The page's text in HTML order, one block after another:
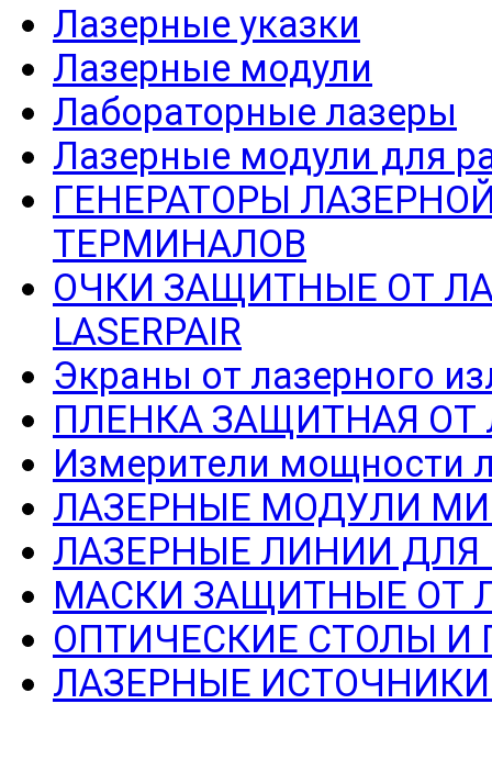
Лазерные указки
Лазерные модули
Лабораторные лазеры
Лазерные модули для
ГЕНЕРАТОРЫ
ТЕРМИНАЛОВ
ОЧКИ ЗАЩИТНЫЕ ОТ
LASERPAIR
Экраны от лазерного
ПЛЕНКА ЗАЩИТНАЯ ОТ
Измерители мощности
ЛАЗЕРНЫЕ МОДУЛИ
ЛАЗЕРНЫЕ ЛИНИИ
МАСКИ ЗАЩИТНЫЕ ОТ
ОПТИЧЕСКИЕ СТОЛЫ И
ЛАЗЕРНЫЕ ИСТОЧНИКИ